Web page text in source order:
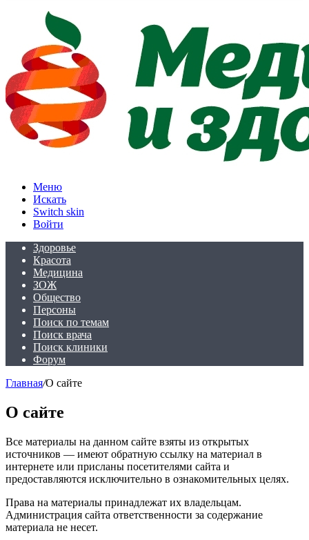
Меню
Искать
Switch skin
Войти
Здоровье
Красота
Медицина
ЗОЖ
Общество
Персоны
Поиск по темам
Поиск врача
Поиск клиники
Форум
Главная/О сайте
О сайте
Все материалы на данном сайте взяты из открытых
источников — имеют обратную ссылку на материал в
интернете или присланы посетителями сайта и
предоставляются исключительно в ознакомительных целях.
Права на материалы принадлежат их владельцам.
Администрация сайта ответственности за содержание
материала не несет.